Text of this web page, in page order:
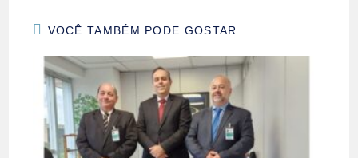
VOCÊ TAMBÉM PODE GOSTAR